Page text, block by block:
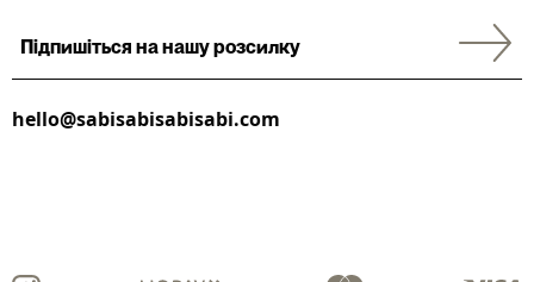
hello@sabisabisabisabi.com